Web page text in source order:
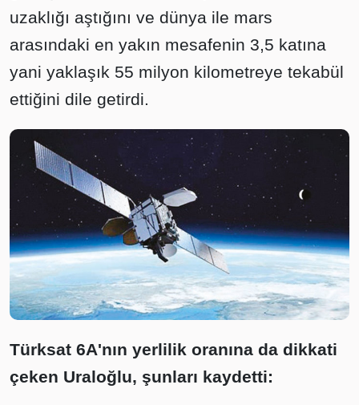
uzaklığı aştığını ve dünya ile mars
arasındaki en yakın mesafenin 3,5 katına
yani yaklaşık 55 milyon kilometreye tekabül
ettiğini dile getirdi.
Türksat 6A'nın yerlilik oranına da dikkati
çeken Uraloğlu, şunları kaydetti: